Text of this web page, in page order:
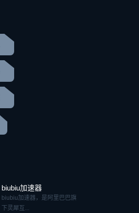
biubiu加速器
biubiu加速器，是阿里巴巴旗
下灵犀互...